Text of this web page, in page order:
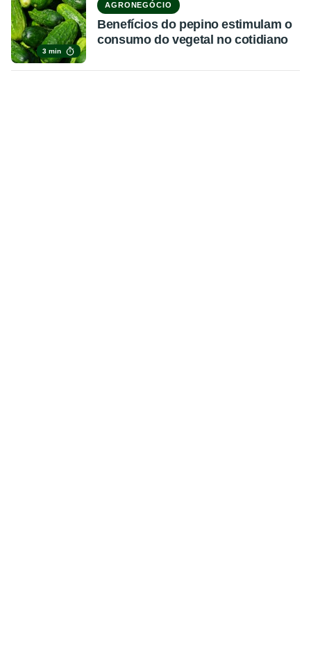
3 min
AGRONEGÓCIO
Benefícios do pepino estimulam o
consumo do vegetal no cotidiano